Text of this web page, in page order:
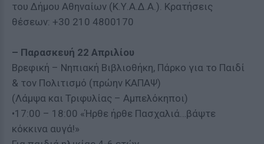
του Δήμου Αθηναίων (Κ.Υ.Α.Δ.Α.). Κρατήσεις
θέσεων: +30 210 4800170
– Παρασκευή 22 Απριλίου
Βρεφική – Νηπιακή Βιβλιοθήκη, Πάρκο για το Παιδί
& τον Πολιτισμό (πρώην ΚΑΠΑΨ)
(Λάμψα και Τριφυλίας – Αμπελόκηποι)
•17:00 – 18:00 «Ήρθε ήρθε Πασχαλιά…βάψτε
κόκκινα αυγά!»